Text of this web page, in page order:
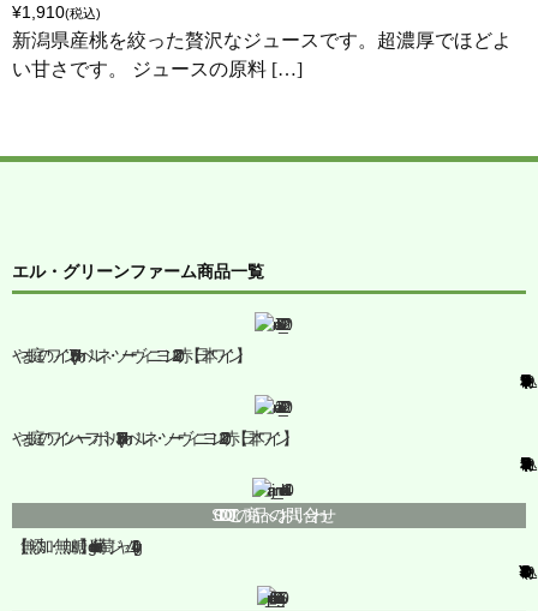
¥1,910(税込)
新潟県産桃を絞った贅沢なジュースです。超濃厚でほどよ
い甘さです。 ジュースの原料 […]
エル・グリーンファーム商品一覧
やま庭のワイン(750ml)カベルネ・ソーヴィニヨン2020赤【日本ワイン】
¥4,950
やま庭のワイン ハーフボトル(375ml)カベルネ・ソーヴィニヨン2020赤【日本ワイン】
¥2,530
SOLD OUTこの商品へのお問い合わせ
【無添加・無加糖】gohoubi葡萄ジャム(140g)
¥820